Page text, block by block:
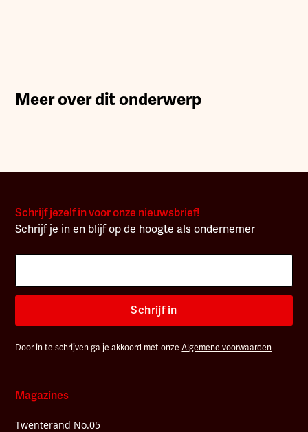
Meer over dit onderwerp
Schrijf jezelf in voor onze nieuwsbrief!
Schrijf je in en blijf op de hoogte als ondernemer
Schrijf in
Door in te schrijven ga je akkoord met onzeAlgemene voorwaarden
Magazines
Twenterand No.05